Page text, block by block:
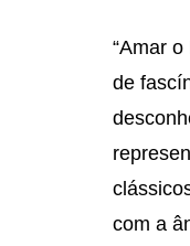
“Amar
de
com a